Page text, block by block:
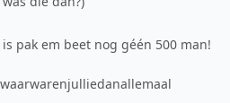
pak em beet nog géén 500 man!